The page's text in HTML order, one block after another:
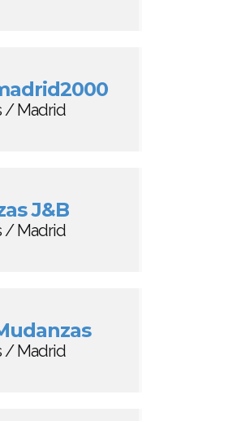
/ Madrid
J&B
/ Madrid
/ Madrid